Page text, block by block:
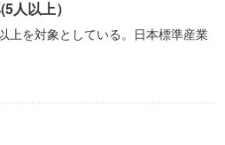
人以上）
上を対象としている。日本標準産業